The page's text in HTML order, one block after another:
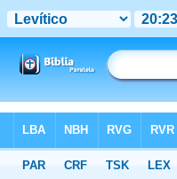
>Levítico Capítulo 20 > Verso 23